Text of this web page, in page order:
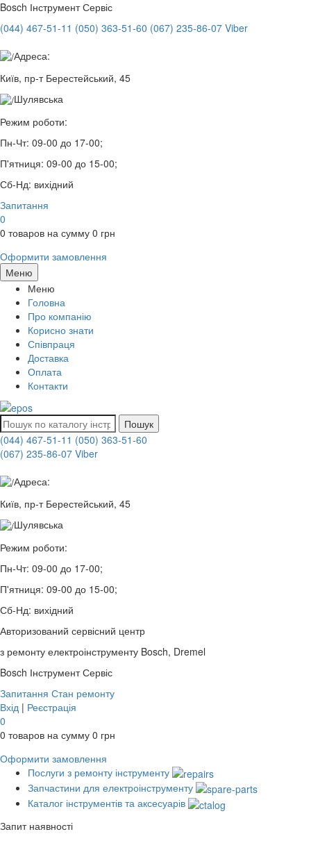
Bosch Інструмент Сервіс
(044) 467-51-11 (050) 363-51-60 (067) 235-86-07 Viber
Адреса:
Київ, пр-т Берестейський, 45
Шулявська
Режим роботи:
Пн-Чт: 09-00 до 17-00;
П'ятниця: 09-00 до 15-00;
Сб-Нд: вихідний
Запитання
0
0 товаров на сумму 0 грн
Оформити замовлення
Меню
Меню
Головна
Про компанію
Корисно знати
Співпраця
Доставка
Оплата
Контакти
Пошук
(044) 467-51-11 (050) 363-51-60
(067) 235-86-07 Viber
Адреса:
Київ, пр-т Берестейський, 45
Шулявська
Режим роботи:
Пн-Чт: 09-00 до 17-00;
П'ятниця: 09-00 до 15-00;
Сб-Нд: вихідний
Авторизований сервісний центр
з ремонту електроінструменту Bosch, Dremel
Bosch Інструмент Сервіс
Запитання Стан ремонту
Вхід | Реєстрація
0
0 товаров на сумму 0 грн
Оформити замовлення
Послуги з ремонту інструменту
Запчастини для електроінструменту
Каталог інструментів та аксесуарів
Запит наявності